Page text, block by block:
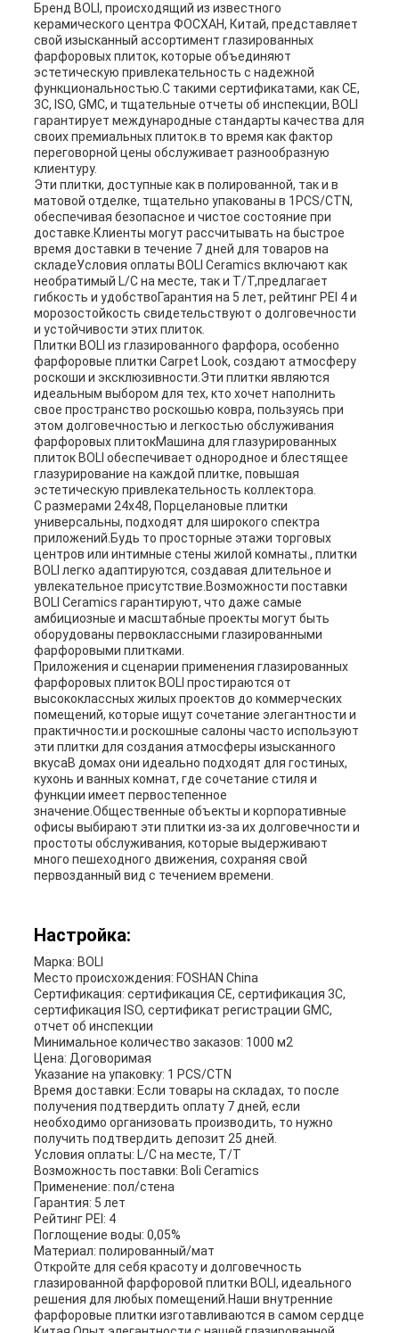
Бренд BOLI, происходящий из известного
керамического центра ФОСХАН, Китай, представляет
свой изысканный ассортимент глазированных
фарфоровых плиток, которые объединяют
эстетическую привлекательность с надежной
функциональностью.С такими сертификатами, как CE,
3C, ISO, GMC, и тщательные отчеты об инспекции, BOLI
гарантирует международные стандарты качества для
своих премиальных плиток.в то время как фактор
переговорной цены обслуживает разнообразную
клиентуру.
Эти плитки, доступные как в полированной, так и в
матовой отделке, тщательно упакованы в 1PCS/CTN,
обеспечивая безопасное и чистое состояние при
доставке.Клиенты могут рассчитывать на быстрое
время доставки в течение 7 дней для товаров на
складеУсловия оплаты BOLI Ceramics включают как
необратимый L/C на месте, так и T/T,предлагает
гибкость и удобствоГарантия на 5 лет, рейтинг PEI 4 и
морозостойкость свидетельствуют о долговечности
и устойчивости этих плиток.
Плитки BOLI из глазированного фарфора, особенно
фарфоровые плитки Carpet Look, создают атмосферу
роскоши и эксклюзивности.Эти плитки являются
идеальным выбором для тех, кто хочет наполнить
свое пространство роскошью ковра, пользуясь при
этом долговечностью и легкостью обслуживания
фарфоровых плитокМашина для глазурированных
плиток BOLI обеспечивает однородное и блестящее
глазурирование на каждой плитке, повышая
эстетическую привлекательность коллектора.
С размерами 24x48, Порцелановые плитки
универсальны, подходят для широкого спектра
приложений.Будь то просторные этажи торговых
центров или интимные стены жилой комнаты., плитки
BOLI легко адаптируются, создавая длительное и
увлекательное присутствие.Возможности поставки
BOLI Ceramics гарантируют, что даже самые
амбициозные и масштабные проекты могут быть
оборудованы первоклассными глазированными
фарфоровыми плитками.
Приложения и сценарии применения глазированных
фарфоровых плиток BOLI простираются от
высококлассных жилых проектов до коммерческих
помещений, которые ищут сочетание элегантности и
практичности.и роскошные салоны часто используют
эти плитки для создания атмосферы изысканного
вкусаВ домах они идеально подходят для гостиных,
кухонь и ванных комнат, где сочетание стиля и
функции имеет первостепенное
значение.Общественные объекты и корпоративные
офисы выбирают эти плитки из-за их долговечности и
простоты обслуживания, которые выдерживают
много пешеходного движения, сохраняя свой
первозданный вид с течением времени.
Настройка:
Марка: BOLI
Место происхождения: FOSHAN China
Сертификация: сертификация CE, сертификация 3C,
сертификация ISO, сертификат регистрации GMC,
отчет об инспекции
Минимальное количество заказов: 1000 м2
Цена: Договоримая
Указание на упаковку: 1 PCS/CTN
Время доставки: Если товары на складах, то после
получения подтвердить оплату 7 дней, если
необходимо организовать производить, то нужно
получить подтвердить депозит 25 дней.
Условия оплаты: L/C на месте, T/T
Возможность поставки: Boli Ceramics
Применение: пол/стена
Гарантия: 5 лет
Рейтинг PEI: 4
Поглощение воды: 0,05%
Материал: полированный/мат
Откройте для себя красоту и долговечность
глазированной фарфоровой плитки BOLI, идеального
решения для любых помещений.Наши внутренние
фарфоровые плитки изготавливаются в самом сердце